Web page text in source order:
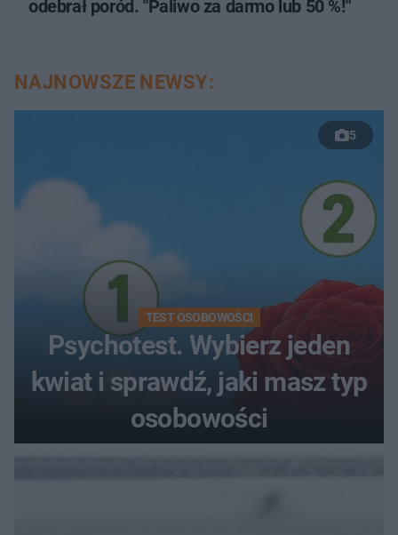
odebrał poród. "Paliwo za darmo lub 50 %!"
NAJNOWSZE NEWSY:
5
TEST OSOBOWOŚCI
Psychotest. Wybierz jeden
kwiat i sprawdź, jaki masz typ
osobowości